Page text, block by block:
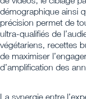
démographique ainsi
précision permet de
ultra-qualifiés de
végétariens, recettes
de maximiser
d’amplification des